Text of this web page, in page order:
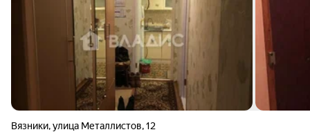
Вязники,улица Металлистов,12